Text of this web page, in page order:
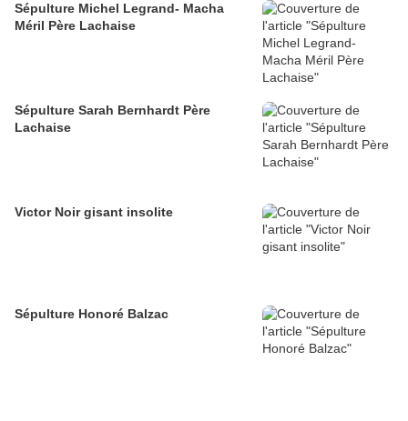
Sépulture Michel Legrand- Macha
Méril Père Lachaise
Sépulture Sarah Bernhardt Père
Lachaise
Victor Noir gisant insolite
Sépulture Honoré Balzac